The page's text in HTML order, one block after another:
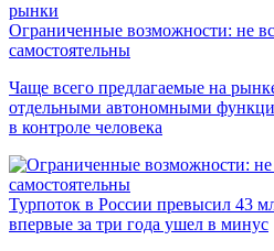
рынки
Ограниченные возможности: не
самостоятельны
Чаще всего предлагаемые на
отдельными автономными
в контроле человека
Турпоток в России превысил 43
впервые за три года ушел в минус